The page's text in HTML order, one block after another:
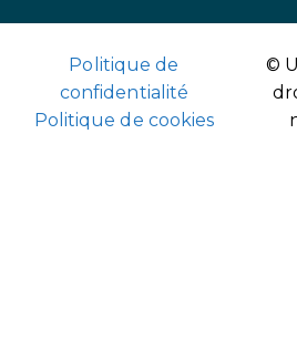
Politique de
confidentialité
Politique de cookies
©